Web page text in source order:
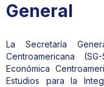
General
La Secretaría
Centroamericana
Económica
Estudios para la